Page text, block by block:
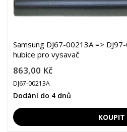
Samsung DJ67-00213A =>
hubice pro vysavač
863,00 Kč
DJ67-00213A
Dodání do 4 dnů